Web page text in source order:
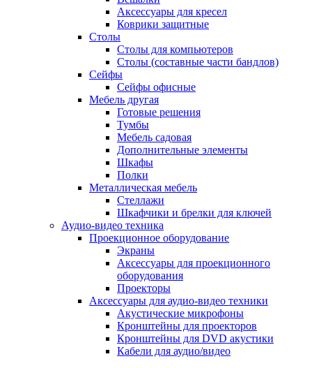
Аксессуары для кресел
Коврики защитные
Столы
Столы для компьютеров
Столы (составные части бандлов)
Сейфы
Сейфы офисные
Мебель другая
Готовые решения
Тумбы
Мебель садовая
Дополнительные элементы
Шкафы
Полки
Металлическая мебель
Стеллажи
Шкафчики и брелки для ключей
Аудио-видео техника
Проекционное оборудование
Экраны
Аксессуары для проекционного
оборудования
Проекторы
Аксессуары для аудио-видео техники
Акустические микрофоны
Кронштейны для проекторов
Кронштейны для DVD акустики
Кабели для аудио/видео